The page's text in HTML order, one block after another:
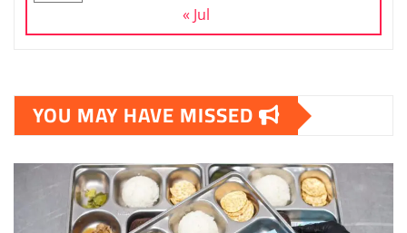
« Jul
YOU MAY HAVE MISSED